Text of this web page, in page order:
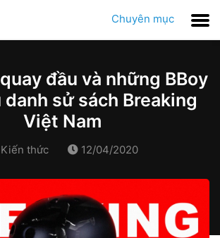
Chuyên mục
đầu và những BBoy
sử sách Breaking
Việt Nam
Kiến thức 12/04/2020